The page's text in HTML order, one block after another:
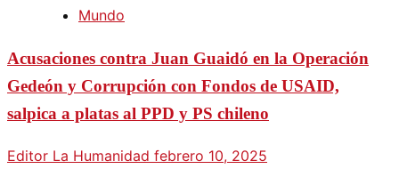
Mundo
Acusaciones contra Juan Guaidó en la Operación
Gedeón y Corrupción con Fondos de USAID,
salpica a platas al PPD y PS chileno
Editor La Humanidad febrero 10, 2025